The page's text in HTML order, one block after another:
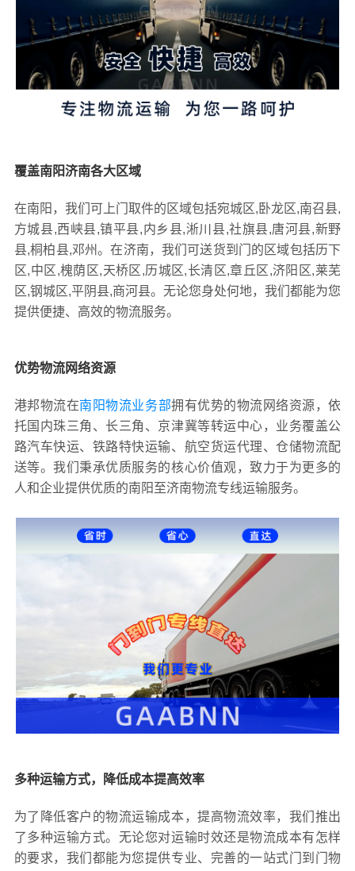
覆盖南阳济南各大区域
在南阳，我们可上门取件的区域包括宛城区,卧龙区,南召县,
方城县,西峡县,镇平县,内乡县,淅川县,社旗县,唐河县,新野
县,桐柏县,邓州。在济南，我们可送货到门的区域包括历下
区,中区,槐荫区,天桥区,历城区,长清区,章丘区,济阳区,莱芜
区,钢城区,平阴县,商河县。无论您身处何地，我们都能为您
提供便捷、高效的物流服务。
优势物流网络资源
港邦物流在南阳物流业务部拥有优势的物流网络资源，依
托国内珠三角、长三角、京津冀等转运中心，业务覆盖公
路汽车快运、铁路特快运输、航空货运代理、仓储物流配
送等。我们秉承优质服务的核心价值观，致力于为更多的
人和企业提供优质的南阳至济南物流专线运输服务。
多种运输方式，降低成本提高效率
为了降低客户的物流运输成本，提高物流效率，我们推出
了多种运输方式。无论您对运输时效还是物流成本有怎样
的要求，我们都能为您提供专业、完善的一站式门到门物